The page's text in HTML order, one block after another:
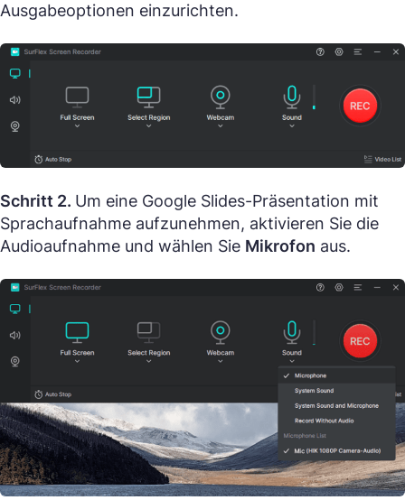
Ausgabeoptionen einzurichten.
Schritt 2. Um eine Google Slides-Präsentation mit
Sprachaufnahme aufzunehmen, aktivieren Sie die
Audioaufnahme und wählen Sie Mikrofon aus.